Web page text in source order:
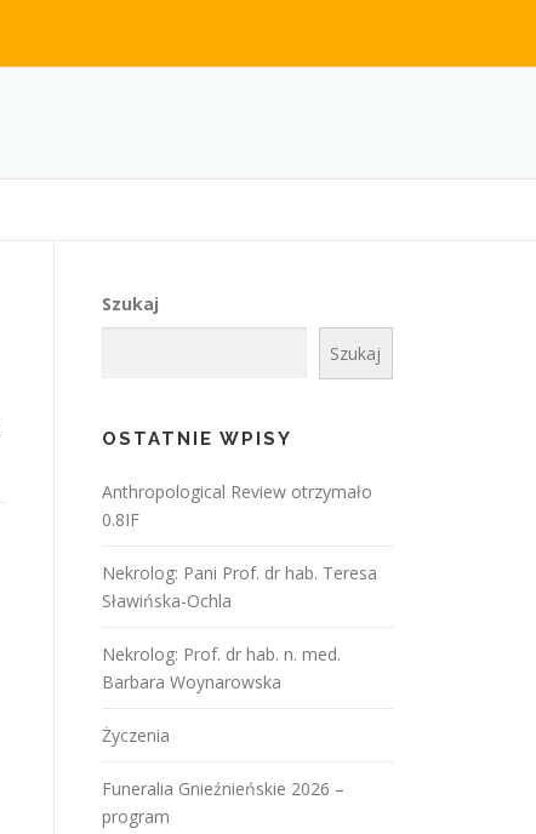
Szukaj
Szukaj
OSTATNIE WPISY
Anthropological Review otrzymało
0.8IF
Nekrolog: Pani Prof. dr hab. Teresa
Sławińska-Ochla
Nekrolog: Prof. dr hab. n. med.
Barbara Woynarowska
Życzenia
Funeralia Gnieźnieńskie 2026 –
program